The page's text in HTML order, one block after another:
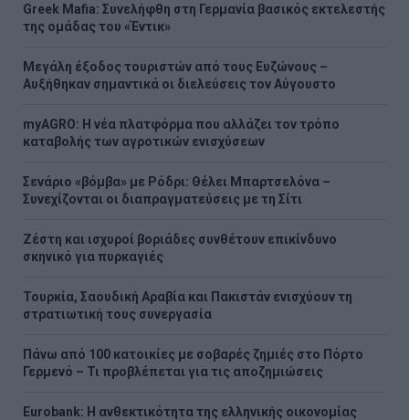
Greek Mafia: Συνελήφθη στη Γερμανία βασικός εκτελεστής
της ομάδας του «Έντικ»
Μεγάλη έξοδος τουριστών από τους Ευζώνους –
Αυξήθηκαν σημαντικά οι διελεύσεις τον Αύγουστο
myAGRO: Η νέα πλατφόρμα που αλλάζει τον τρόπο
καταβολής των αγροτικών ενισχύσεων
Σενάριο «βόμβα» με Ρόδρι: Θέλει Μπαρτσελόνα –
Συνεχίζονται οι διαπραγματεύσεις με τη Σίτι
Ζέστη και ισχυροί βοριάδες συνθέτουν επικίνδυνο
σκηνικό για πυρκαγιές
Τουρκία, Σαουδική Αραβία και Πακιστάν ενισχύουν τη
στρατιωτική τους συνεργασία
Πάνω από 100 κατοικίες με σοβαρές ζημιές στο Πόρτο
Γερμενό – Τι προβλέπεται για τις αποζημιώσεις
Eurobank: Η ανθεκτικότητα της ελληνικής οικονομίας